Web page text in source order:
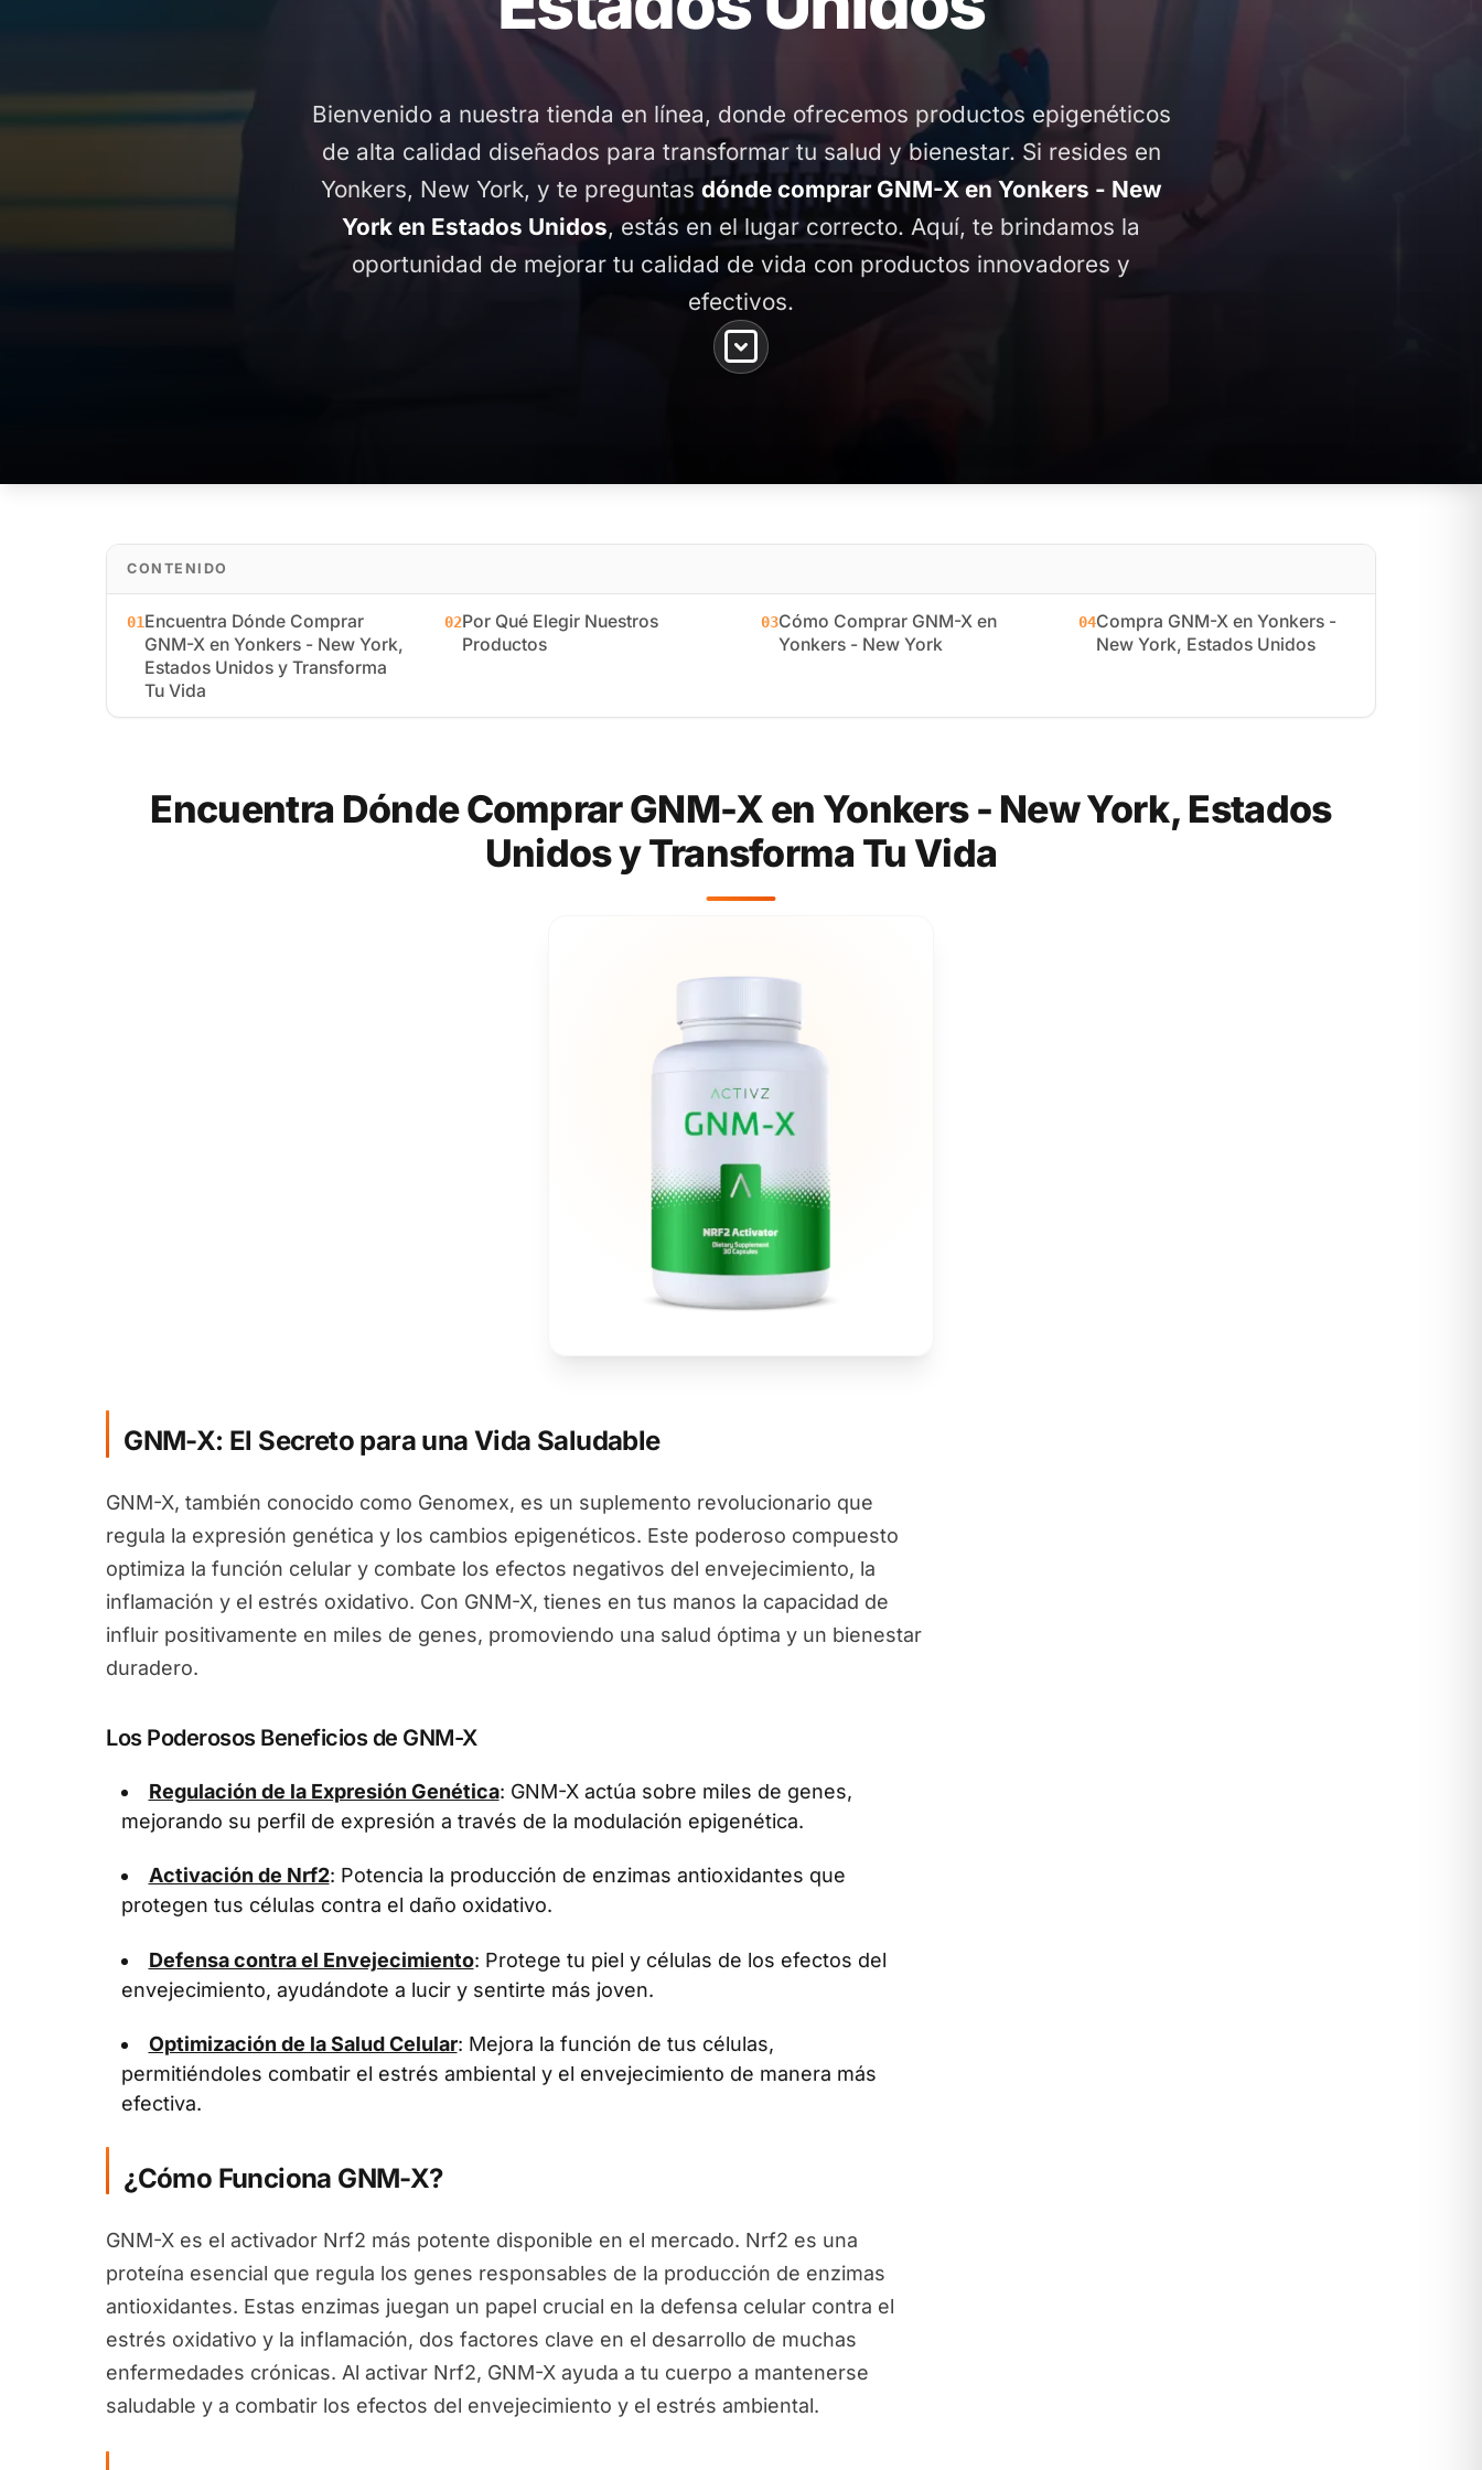
Bienvenido a nuestra tienda en línea, donde ofrecemos productos epigenéticos
de alta calidad diseñados para transformar tu salud y bienestar. Si resides en
Yonkers, New York, y te preguntas dónde comprar GNM-X en Yonkers - New
York en Estados Unidos, estás en el lugar correcto. Aquí, te brindamos la
oportunidad de mejorar tu calidad de vida con productos innovadores y
efectivos.
CONTENIDO
01Encuentra Dónde Comprar
GNM-X en Yonkers - New York,
Estados Unidos y Transforma
Tu Vida
02Por Qué Elegir Nuestros
Productos
03Cómo Comprar GNM-X en
Yonkers - New York
04Compra GNM-X en Yonkers -
New York, Estados Unidos
Encuentra Dónde Comprar GNM-X en Yonkers - New York, Estados
Unidos y Transforma Tu Vida
GNM-X: El Secreto para una Vida Saludable
GNM-X, también conocido como Genomex, es un suplemento revolucionario que
regula la expresión genética y los cambios epigenéticos. Este poderoso compuesto
optimiza la función celular y combate los efectos negativos del envejecimiento, la
inflamación y el estrés oxidativo. Con GNM-X, tienes en tus manos la capacidad de
influir positivamente en miles de genes, promoviendo una salud óptima y un bienestar
duradero.
Los Poderosos Beneficios de GNM-X
Regulación de la Expresión Genética: GNM-X actúa sobre miles de genes,
mejorando su perfil de expresión a través de la modulación epigenética.
Activación de Nrf2: Potencia la producción de enzimas antioxidantes que
protegen tus células contra el daño oxidativo.
Defensa contra el Envejecimiento: Protege tu piel y células de los efectos del
envejecimiento, ayudándote a lucir y sentirte más joven.
Optimización de la Salud Celular: Mejora la función de tus células,
permitiéndoles combatir el estrés ambiental y el envejecimiento de manera más
efectiva.
¿Cómo Funciona GNM-X?
GNM-X es el activador Nrf2 más potente disponible en el mercado. Nrf2 es una
proteína esencial que regula los genes responsables de la producción de enzimas
antioxidantes. Estas enzimas juegan un papel crucial en la defensa celular contra el
estrés oxidativo y la inflamación, dos factores clave en el desarrollo de muchas
enfermedades crónicas. Al activar Nrf2, GNM-X ayuda a tu cuerpo a mantenerse
saludable y a combatir los efectos del envejecimiento y el estrés ambiental.